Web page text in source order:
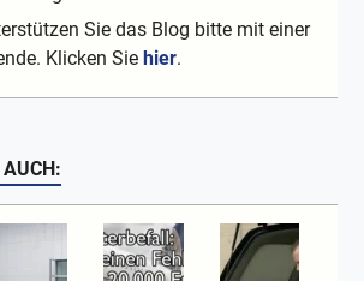
Sie das Blog bitte mit einer
Klicken Sie hier.
AUCH: